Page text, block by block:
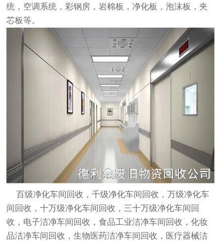
统，空调系统，彩钢房，岩棉板，净化板，泡沫板，夹
芯板等。
百级净化车间回收 ，千级净化车间回收 ，万级净化车
间回收 ，十万级净化车间回收 ，三十万级净化车间回
收 ，电子洁净车间回收 ，食品工业洁净车间回收 ，化妆
品洁净车间回收 ，生物医药洁净车间回收 ，医疗器械洁